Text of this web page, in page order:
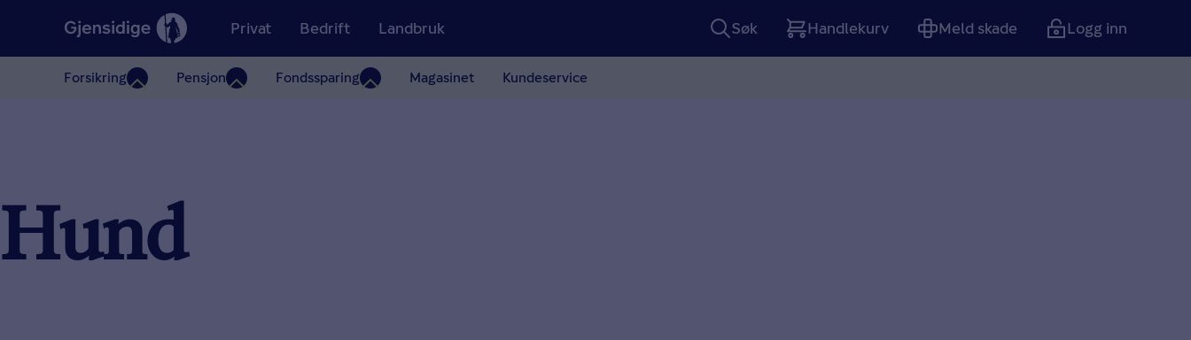
Privat
Forsikring Pensjon Fondssparing Magasinet Kundeservice
Bedrift Landbruk Søk
Handlekurv
Meld skade Logg inn
Hund